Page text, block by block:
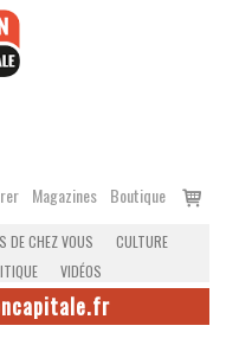
Magazines Boutique
Voir
DE CHEZ VOUS
CULTURE
VIDÉOS